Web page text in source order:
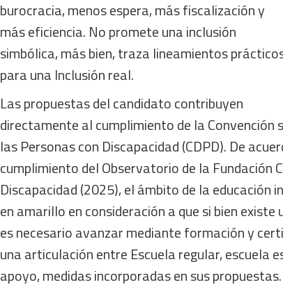
burocracia, menos espera, más fiscalización y
más eficiencia. No promete una inclusión
simbólica, más bien, traza lineamientos
para una Inclusión real.
Las propuestas del candidato contribuyen
directamente al cumplimiento de la Convención
las Personas con Discapacidad (CDPD). De
cumplimiento del Observatorio de la Fundación
Discapacidad (2025), el ámbito de la educación
en amarillo en consideración a que si bien
es necesario avanzar mediante formación y
una articulación entre Escuela regular, escuela
apoyo, medidas incorporadas en sus propuestas.